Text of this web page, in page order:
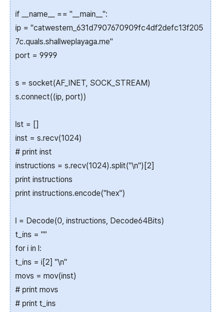
if __name__ == "__main__":
ip = "catwestern_631d7907670909fc4df2defc13f205
7c.quals.shallweplayaga.me"
port = 9999
s = socket(AF_INET, SOCK_STREAM)
s.connect((ip, port))
lst = []
inst = s.recv(1024)
# print inst
instructions = s.recv(1024).split("\n")[2]
print instructions
print instructions.encode("hex")
l = Decode(0, instructions, Decode64Bits)
t_ins = ""
for i in l:
t_ins = i[2] "\n"
movs = mov(inst)
# print movs
# print t_ins